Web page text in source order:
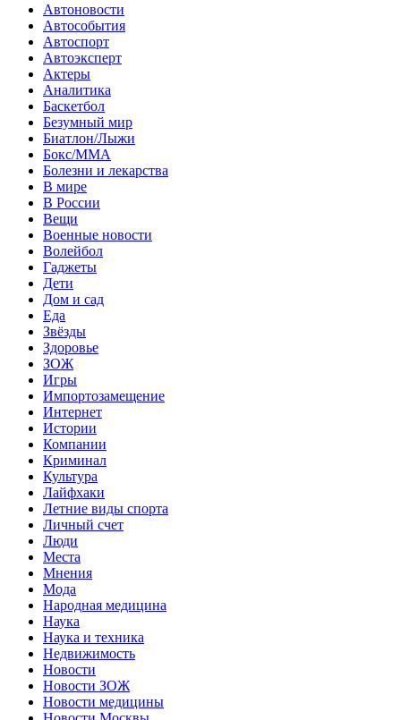
Автоновости
Автособытия
Автоспорт
Автоэксперт
Актеры
Аналитика
Баскетбол
Безумный мир
Биатлон/Лыжи
Бокс/MMA
Болезни и лекарства
В мире
В России
Вещи
Военные новости
Волейбол
Гаджеты
Дети
Дом и сад
Еда
Звёзды
Здоровье
ЗОЖ
Игры
Импортозамещение
Интернет
Истории
Компании
Криминал
Культура
Лайфхаки
Летние виды спорта
Личный счет
Люди
Места
Мнения
Мода
Народная медицина
Наука
Наука и техника
Недвижимость
Новости
Новости ЗОЖ
Новости медицины